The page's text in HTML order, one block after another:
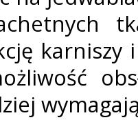
karniszy